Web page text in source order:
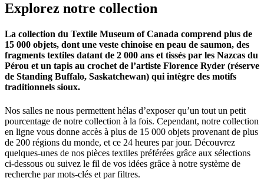
Explorez notre collection
La collection du Textile Museum of Canada comprend plus de
15 000 objets, dont une veste chinoise en peau de saumon, des
fragments textiles datant de 2 000 ans et tissés par les Nazcas du
Pérou et un tapis au crochet de l’artiste Florence Ryder (réserve
de Standing Buffalo, Saskatchewan) qui intègre des motifs
traditionnels sioux.
Nos salles ne nous permettent hélas d’exposer qu’un tout un petit
pourcentage de notre collection à la fois. Cependant, notre collection
en ligne vous donne accès à plus de 15 000 objets provenant de plus
de 200 régions du monde, et ce 24 heures par jour. Découvrez
quelques-unes de nos pièces textiles préférées grâce aux sélections
ci-dessous ou suivez le fil de vos idées grâce à notre système de
recherche par mots-clés et par filtres.